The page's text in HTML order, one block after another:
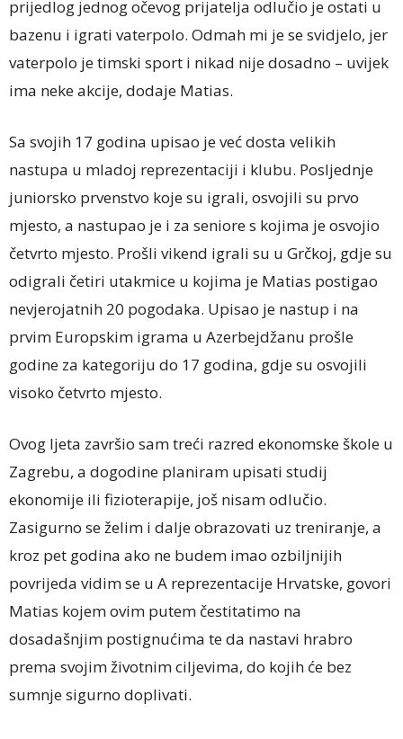
prijedlog jednog očevog prijatelja odlučio je ostati u
bazenu i igrati vaterpolo. Odmah mi je se svidjelo, jer
vaterpolo je timski sport i nikad nije dosadno – uvijek
ima neke akcije, dodaje Matias.
Sa svojih 17 godina upisao je već dosta velikih
nastupa u mladoj reprezentaciji i klubu. Posljednje
juniorsko prvenstvo koje su igrali, osvojili su prvo
mjesto, a nastupao je i za seniore s kojima je osvojio
četvrto mjesto. Prošli vikend igrali su u Grčkoj, gdje su
odigrali četiri utakmice u kojima je Matias postigao
nevjerojatnih 20 pogodaka. Upisao je nastup i na
prvim Europskim igrama u Azerbejdžanu prošle
godine za kategoriju do 17 godina, gdje su osvojili
visoko četvrto mjesto.
Ovog ljeta završio sam treći razred ekonomske škole u
Zagrebu, a dogodine planiram upisati studij
ekonomije ili fizioterapije, još nisam odlučio.
Zasigurno se želim i dalje obrazovati uz treniranje, a
kroz pet godina ako ne budem imao ozbiljnijih
povrijeda vidim se u A reprezentacije Hrvatske, govori
Matias kojem ovim putem čestitatimo na
dosadašnjim postignućima te da nastavi hrabro
prema svojim životnim ciljevima, do kojih će bez
sumnje sigurno doplivati.